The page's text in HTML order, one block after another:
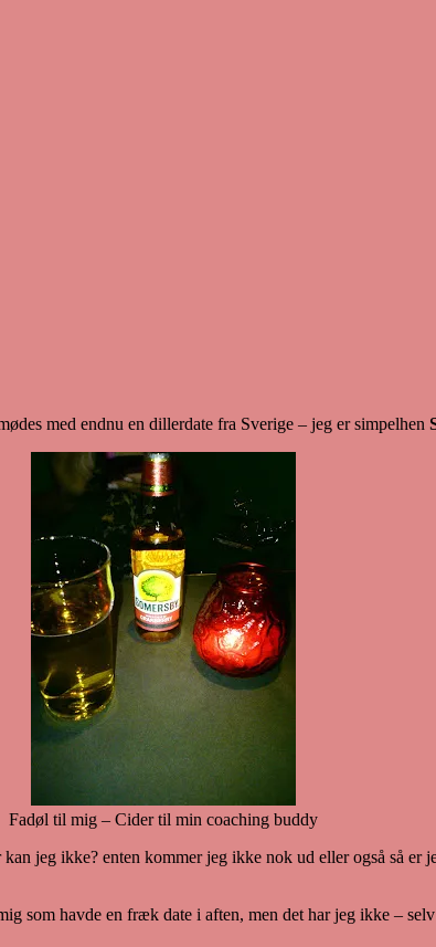
med endnu en dillerdate fra Sverige – jeg er simpelhen
Fadøl til mig – Cider til min coaching buddy
kan jeg ikke? enten kommer jeg ikke nok ud eller også så
som havde en fræk date i aften, men det har jeg ikke –